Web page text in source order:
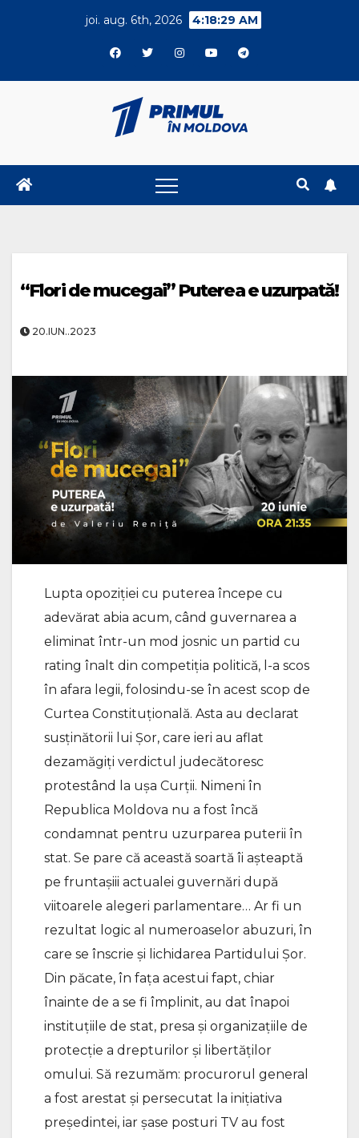
joi. aug. 6th, 2026 4:18:30 AM
“Flori de mucegai” Puterea e uzurpată!
20.IUN..2023
Lupta opoziției cu puterea începe cu
adevărat abia acum, când guvernarea a
eliminat într-un mod josnic un partid cu
rating înalt din competiția politică, l-a scos
în afara legii, folosindu-se în acest scop de
Curtea Constituțională. Asta au declarat
susținătorii lui Șor, care ieri au aflat
dezamăgiți verdictul judecătoresc
protestând la ușa Curții. Nimeni în
Republica Moldova nu a fost încă
condamnat pentru uzurparea puterii în
stat. Se pare că această soartă îi așteaptă
pe fruntașiii actualei guvernări după
viitoarele alegeri parlamentare… Ar fi un
rezultat logic al numeroaselor abuzuri, în
care se înscrie și lichidarea Partidului Șor.
Din păcate, în fața acestui fapt, chiar
înainte de a se fi împlinit, au dat înapoi
instituțiile de stat, presa și organizațiile de
protecție a drepturilor și libertăților
omului. Să rezumăm: procurorul general
a fost arestat și persecutat la inițiativa
președintei, iar șase posturi TV au fost